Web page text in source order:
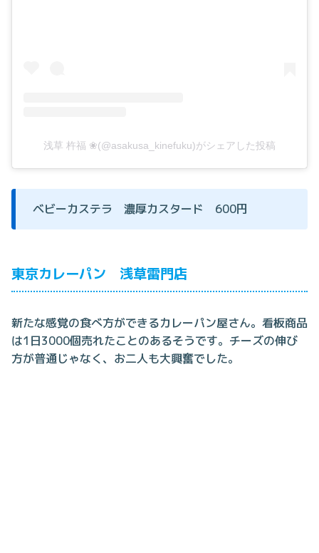
浅草 杵福 ❀(@asakusa_kinefuku)がシェアした投稿
ベビーカステラ 濃厚カスタード 600円
東京カレーパン 浅草雷門店
新たな感覚の食べ方ができるカレーパン屋さん。看板商品
は1日3000個売れたことのあるそうです。チーズの伸び
方が普通じゃなく、お二人も大興奮でした。